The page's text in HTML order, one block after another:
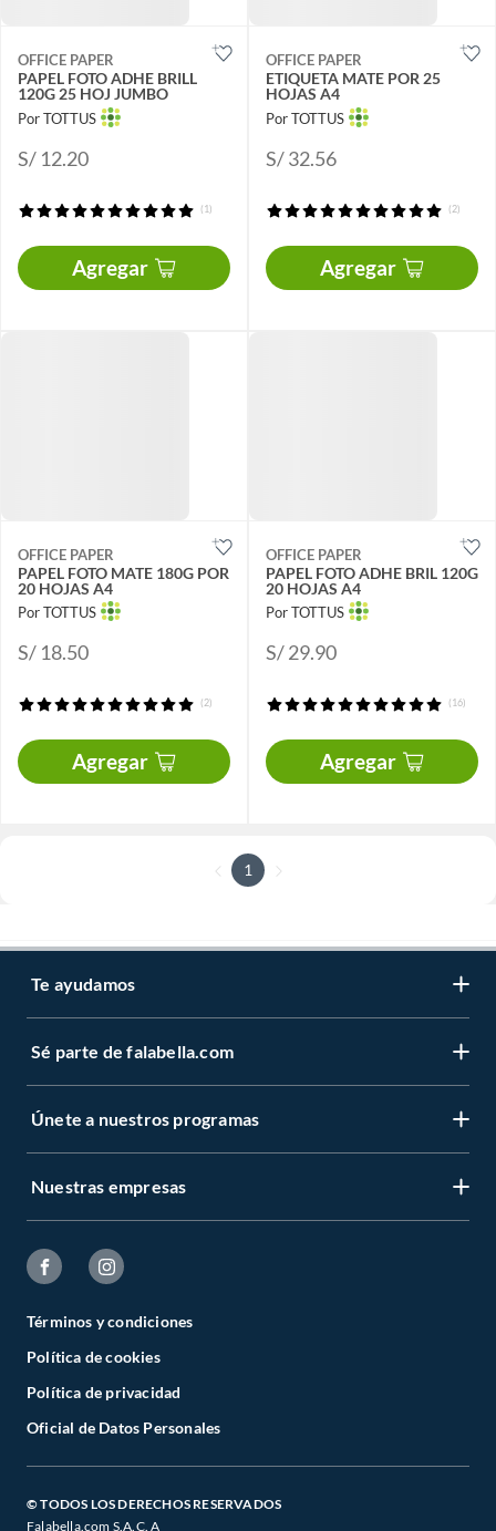
OFFICE PAPER
PAPEL FOTO ADHE BRILL
120G 25 HOJ JUMBO
Por TOTTUS
S/ 12.20
(1)
Agregar
OFFICE PAPER
ETIQUETA MATE POR 25
HOJAS A4
Por TOTTUS
S/ 32.56
(2)
Agregar
OFFICE PAPER
PAPEL FOTO MATE 180G POR
20 HOJAS A4
Por TOTTUS
S/ 18.50
(2)
Agregar
OFFICE PAPER
PAPEL FOTO ADHE BRIL 120G
20 HOJAS A4
Por TOTTUS
S/ 29.90
(16)
Agregar
1
Te ayudamos
Sé parte de falabella.com
Únete a nuestros programas
Nuestras empresas
Términos y condiciones
Política de cookies
Política de privacidad
Oficial de Datos Personales
© TODOS LOS DERECHOS RESERVADOS
Falabella.com S.A.C. A